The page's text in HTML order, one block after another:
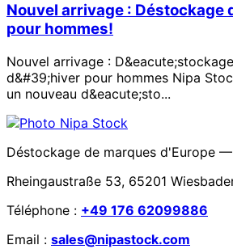
Nouvel arrivage : Déstockage
pour hommes!
Nouvel arrivage :
d&#39;hiver pour hommes Nipa
un nouveau d&eacute;sto...
Déstockage de marques d'Europe —
Rheingaustraße 53, 65201
Téléphone : +49 176 62099886
Email : sales@nipastock.com